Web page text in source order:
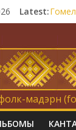
Latest:
21
Новы
мадэрн